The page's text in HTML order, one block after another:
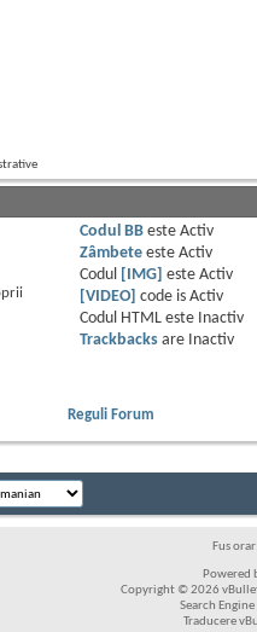
Codul BBeste Activ
Zâmbeteeste Activ
Codul
[IMG] este Activ
[VIDEO] code is Activ
Codul HTML este
Inactiv
Trackbacksare
Inactiv
Reguli Forum
Fus
Powered
Copyright © 2026
Search
Traducere